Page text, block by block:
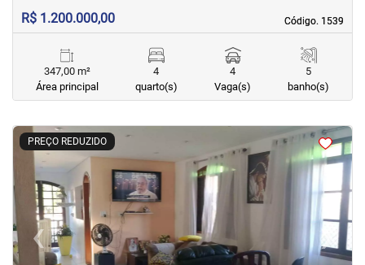
Código. 1539
Código. 1539
R$ 1.200.000,00
347,00 m²
Área principal
4
quarto(s)
4
Vaga(s)
5
banho(s)
PREÇO REDUZIDO
< <<<
‹Previous ›Next